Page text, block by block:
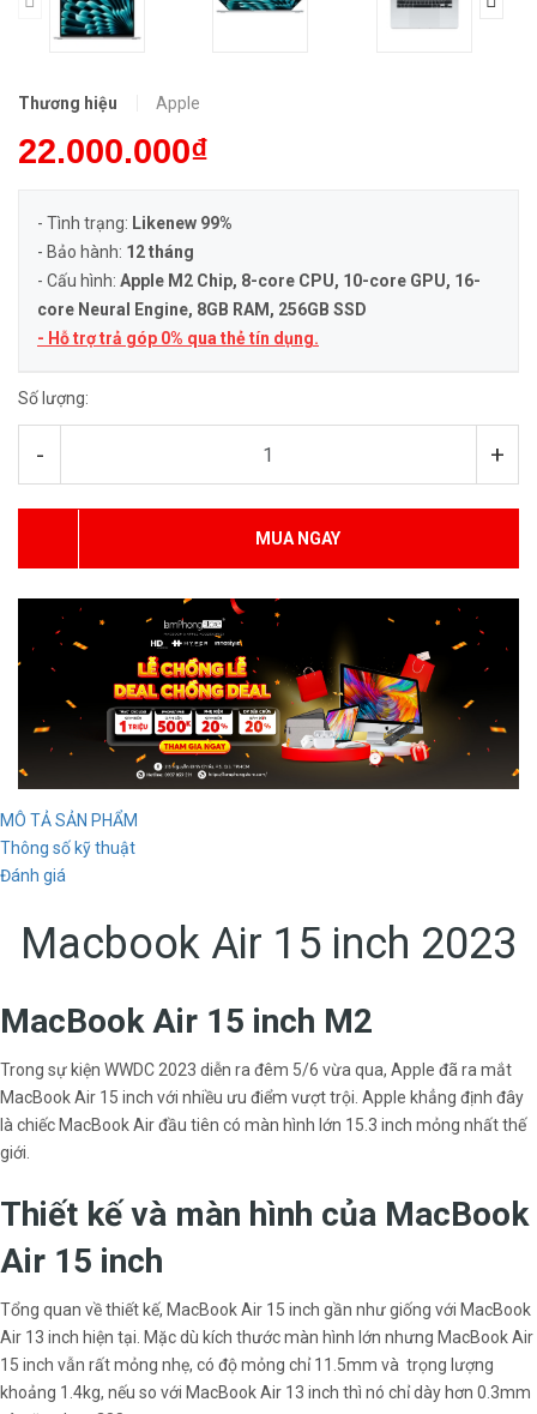
Thương hiệu Apple
22.000.000₫
- Tình trạng: Likenew 99%
- Bảo hành: 12 tháng
- Cấu hình: Apple M2 Chip, 8-core CPU, 10-core GPU, 16-
core Neural Engine, 8GB RAM, 256GB SSD
- Hỗ trợ trả góp 0% qua thẻ tín dụng.
Số lượng:
- +
MUA NGAY
MÔ TẢ SẢN PHẨM
Thông số kỹ thuật
Đánh giá
Macbook Air 15 inch 2023
MacBook Air 15 inch M2
Trong sự kiện WWDC 2023 diễn ra đêm 5/6 vừa qua, Apple đã ra mắt
MacBook Air 15 inch với nhiều ưu điểm vượt trội. Apple khẳng định đây
là chiếc MacBook Air đầu tiên có màn hình lớn 15.3 inch mỏng nhất thế
giới.
Thiết kế và màn hình của MacBook
Air 15 inch
Tổng quan về thiết kế, MacBook Air 15 inch gần như giống với MacBook
Air 13 inch hiện tại. Mặc dù kích thước màn hình lớn nhưng MacBook Air
15 inch vẫn rất mỏng nhẹ, có độ mỏng chỉ 11.5mm và trọng lượng
khoảng 1.4kg, nếu so với MacBook Air 13 inch thì nó chỉ dày hơn 0.3mm